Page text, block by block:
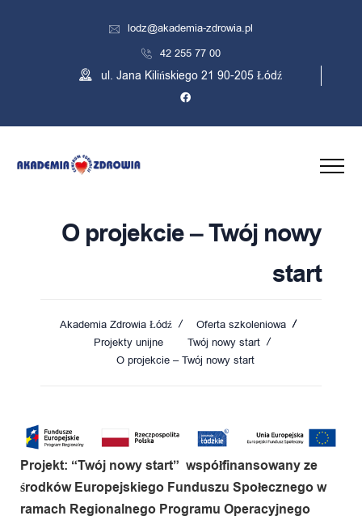
lodz@akademia-zdrowia.pl
42 255 77 00
ul. Jana Kilińskiego 21 90-205 Łódź
O projekcie – Twój nowy
start
Akademia Zdrowia Łódź
Oferta szkoleniowa
Projekty unijne
Twój nowy start
O projekcie – Twój nowy start
Projekt: “Twój nowy start” współfinansowany ze
środków Europejskiego Funduszu Społecznego w
ramach Regionalnego Programu Operacyjnego